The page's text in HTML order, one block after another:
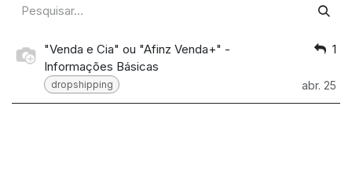
"Venda e Cia" ou "Afinz Venda+" -
Informações Básicas
dropshipping
1
abr. 25